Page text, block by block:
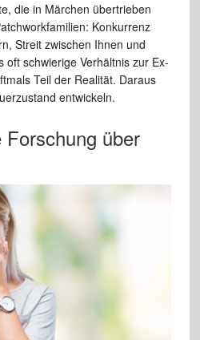
die in Märchen übertrieben
Konkurrenz
Streit zwischen Ihnen und
oft schwierige Verhältnis zur Ex-
Teil der Realität. Daraus
entwickeln.
über